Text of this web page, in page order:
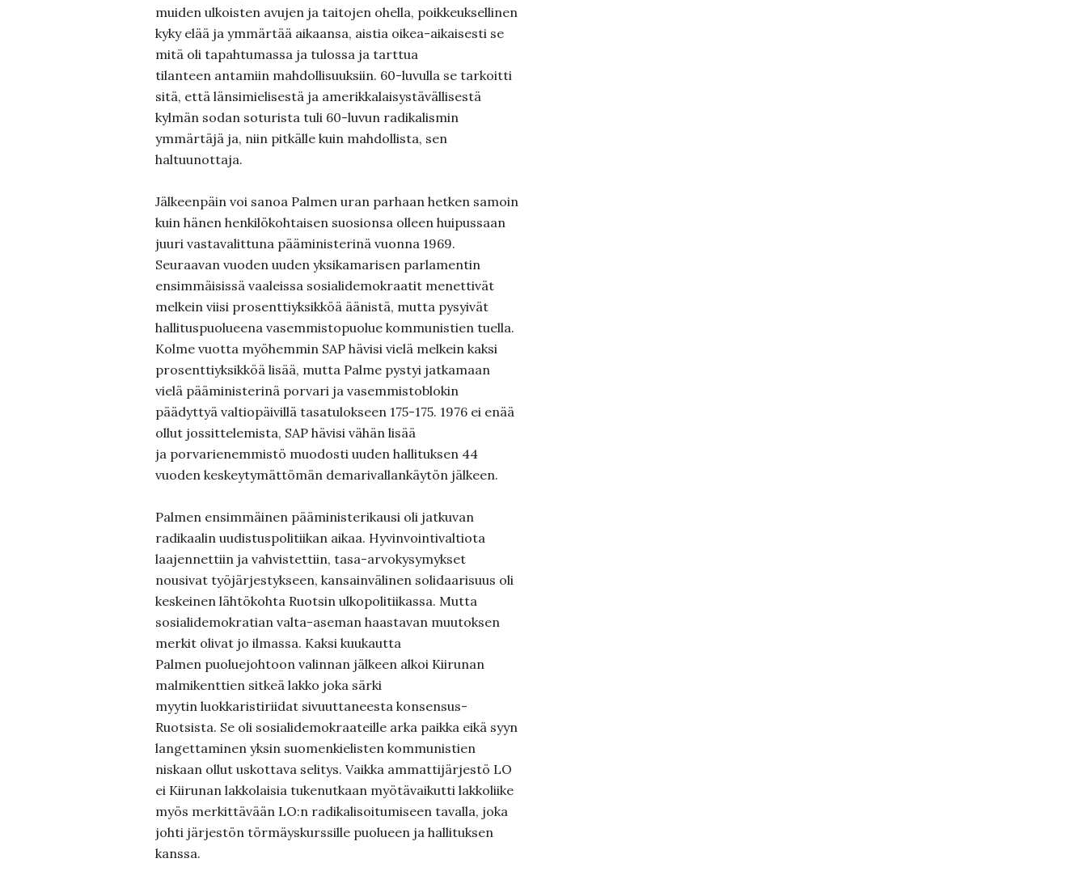
muiden ulkoisten avujen ja taitojen ohella, poikkeuksellinen
kyky elää ja ymmärtää aikaansa, aistia oikea-aikaisesti se
mitä oli tapahtumassa ja tulossa ja tarttua
tilanteen antamiin mahdollisuuksiin. 60-luvulla se tarkoitti
sitä, että länsimielisestä ja amerikkalaisystävällisestä
kylmän sodan soturista tuli 60-luvun radikalismin
ymmärtäjä ja, niin pitkälle kuin mahdollista, sen
haltuunottaja.
Jälkeenpäin voi sanoa Palmen uran parhaan hetken samoin
kuin hänen henkilökohtaisen suosionsa olleen huipussaan
juuri vastavalittuna pääministerinä vuonna 1969.
Seuraavan vuoden uuden yksikamarisen parlamentin
ensimmäisissä vaaleissa sosialidemokraatit menettivät
melkein viisi prosenttiyksikköä äänistä, mutta pysyivät
hallituspuolueena vasemmistopuolue kommunistien tuella.
Kolme vuotta myöhemmin SAP hävisi vielä melkein kaksi
prosenttiyksikköä lisää, mutta Palme pystyi jatkamaan
vielä pääministerinä porvari ja vasemmistoblokin
päädyttyä valtiopäivillä tasatulokseen 175-175. 1976 ei enää
ollut jossittelemista, SAP hävisi vähän lisää
ja porvarienemmistö muodosti uuden hallituksen 44
vuoden keskeytymättömän demarivallankäytön jälkeen.
Palmen ensimmäinen pääministerikausi oli jatkuvan
radikaalin uudistuspolitiikan aikaa. Hyvinvointivaltiota
laajennettiin ja vahvistettiin, tasa-arvokysymykset
nousivat työjärjestykseen, kansainvälinen solidaarisuus oli
keskeinen lähtökohta Ruotsin ulkopolitiikassa. Mutta
sosialidemokratian valta-aseman haastavan muutoksen
merkit olivat jo ilmassa. Kaksi kuukautta
Palmen puoluejohtoon valinnan jälkeen alkoi Kiirunan
malmikenttien sitkeä lakko joka särki
myytin luokkaristiriidat sivuuttaneesta konsensus-
Ruotsista. Se oli sosialidemokraateille arka paikka eikä syyn
langettaminen yksin suomenkielisten kommunistien
niskaan ollut uskottava selitys. Vaikka ammattijärjestö LO
ei Kiirunan lakkolaisia tukenutkaan myötävaikutti lakkoliike
myös merkittävään LO:n radikalisoitumiseen tavalla, joka
johti järjestön törmäyskurssille puolueen ja hallituksen
kanssa.